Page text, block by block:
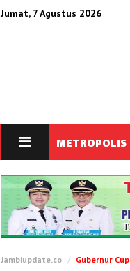
Jumat, 7 Agustus 2026
METROPOLIS
Jambiupdate.co Gubernur Cup